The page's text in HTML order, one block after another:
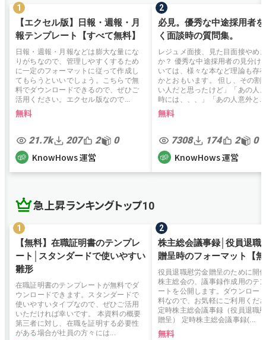
【エクセル版】日報・週報・月
報テンプレート【すべて無料】
日報・週報・月報などは膨大な量にな
りがちなので、管理しやすくするため
に一定のフォーマットに従って作成し
てもらうといいでしょう。こちらで無
料でダウンロードできるので、ぜひご
活用ください。エクセル版なので...
無料
21.7k 207 2 0
KnowHows 運営
必見。優秀な中途採用者
く面談時の質問集。
レジュメ面接、見た目面接やめ
か？ 優秀な中途採用者の見分け
いては、様々な本など理論も存
かとおもいます。 但し、その割
い人だと思ったけど」「あの人
時には、、、」「あの人意外と...
無料
7308 174 2 0
KnowHows 運営
急上昇ランキングトップ10
【無料】在職証明書のテンプレ
ート│スタンダードで使いやすい
雛形
在職証明書のテンプレートが無料でダ
ウンロードできます。スタンダードで
使いやすいタイプなので、ぜひご活用
いただければ幸いです。 本資料の概要
第三者に対し、在職を証明する必要性
がある場合が社員の方々には...
株主総会議事録│役員退職
贈呈時のフォーマット【
役員退職慰労金贈呈のために開
株主総会の、議事録作成用のテ
ートを公開します。ダウンロー
料なので、お気軽にご利用くだ
定時株主総会議事録（役員退職
贈呈） 定時株主総会議事録(...
無料